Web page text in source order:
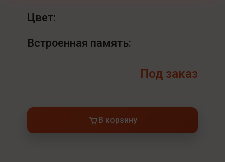
Цвет:
Встроенная память:
Под заказ
В корзину